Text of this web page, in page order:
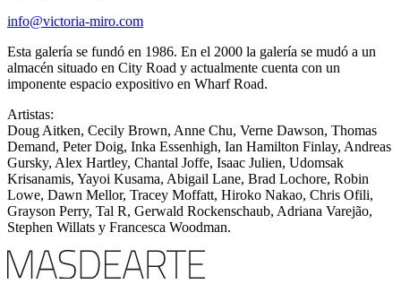
info@victoria-miro.com
Esta galería se fundó en 1986. En el 2000 la galería se mudó a un
almacén situado en City Road y actualmente cuenta con un
imponente espacio expositivo en Wharf Road.
Artistas:
Doug Aitken, Cecily Brown, Anne Chu, Verne Dawson, Thomas
Demand, Peter Doig, Inka Essenhigh, Ian Hamilton Finlay, Andreas
Gursky, Alex Hartley, Chantal Joffe, Isaac Julien, Udomsak
Krisanamis, Yayoi Kusama, Abigail Lane, Brad Lochore, Robin
Lowe, Dawn Mellor, Tracey Moffatt, Hiroko Nakao, Chris Ofili,
Grayson Perry, Tal R, Gerwald Rockenschaub, Adriana Varejão,
Stephen Willats y Francesca Woodman.